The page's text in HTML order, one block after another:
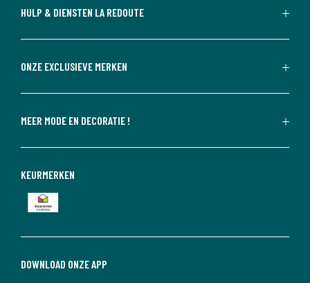
HULP & DIENSTEN LA REDOUTE
ONZE EXCLUSIEVE MERKEN
MEER MODE EN DECORATIE !
DOWNLOAD ONZE APP
KEURMERKEN